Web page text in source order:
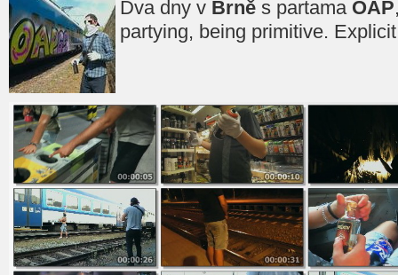
Dva dny v Brně s partama OAP
partying, being primitive.